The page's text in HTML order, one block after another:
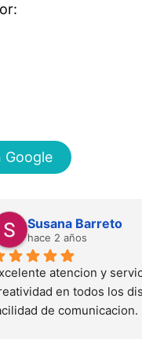
Google
Susana Barreto
hace 2 años
atencion y
en todos los
de comunicacion.